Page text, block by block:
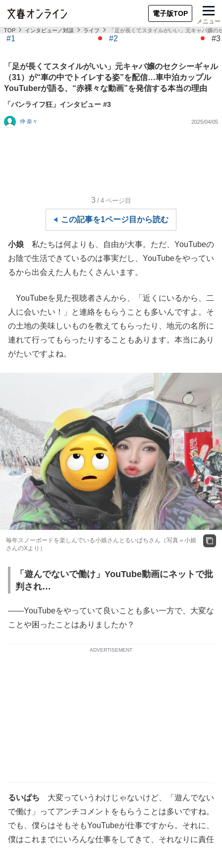
電子版TOP
メニュー
TOP インタビュー／対談 ライフ 「足が長くてスタイルがいい」元キャバ嬢
#1 #2 #3
「足が長くてスタイルがいい」元キャバ嬢のセクシーギャル
（31）が“車の中でトイレする姿”を配信…車中泊カップル
YouTuberが語る、“赤裸々な動画”を発信する本当の理由
「バンライフ狂」インタビュー #3
仲 奈々 2025/04/05
3 /4 ページ目
この記事を1ページ目から読む
小娘 私たちは何よりも、自由が大事。ただ、YouTubeの
お陰で生活できているのは事実だし、YouTubeをやってい
るから出会えた人もたくさんいます。
YouTubeを見た視聴者さんから、「近くにいるから、二
人に会いたい！」と連絡をもらうことも多いんですよ。そ
の土地の美味しいものを教えてもらったり、地元の名所に
連れて行ってもらったりすることもあります。本当にあり
がたいですよね。
毎年スノーボードを楽しんでいる小娘さんとるいぱちさん（写真＝小娘
さんのXより）
「遊んでないで働け」YouTube動画にネットで批
判され…
――YouTubeをやっていて良いことも多い一方で、大変な
ことや困ったことはありましたか？
ADVERTISEMENT
るいぱち 大変っていうわけじゃないけど、「遊んでない
で働け」ってアンチコメントをもらうことは多いですね。
でも、僕らはそもそもYouTubeが仕事ですから。それに、
僕はこれまでにいろんな仕事をしてきて、それなりに責任